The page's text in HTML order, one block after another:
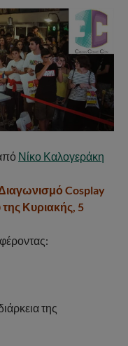
Νίκο Καλογεράκη
Cosplay
Κυριακής, 5
της